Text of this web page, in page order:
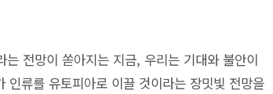
전망이 쏟아지는 지금, 우리는 기대와 불안이
류를 유토피아로 이끌 것이라는 장밋빛 전망을